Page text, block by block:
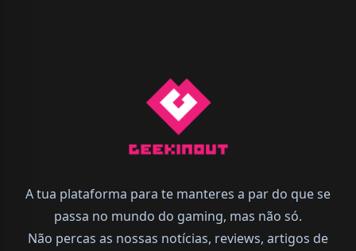
A tua plataforma para te manteres a par do que se
passa no mundo do gaming, mas não só.
Não percas as nossas notícias, reviews, artigos de